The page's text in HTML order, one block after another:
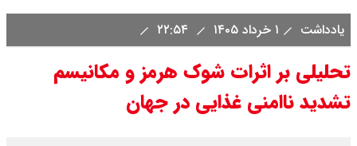
یادداشت ۱ خرداد ۱۴۰۵
تحلیلی بر اثرات شوک هرمز و مکانیسم
تشدید ناامنی غذایی در جهان